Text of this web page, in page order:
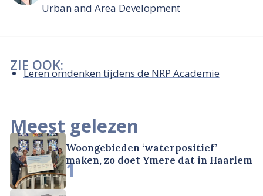
Urban and Area Development
ZIE OOK:
Leren omdenken tijdens de NRP Academie
Meest gelezen
Woongebieden ‘waterpositief’
maken, zo doet Ymere dat in Haarlem
1